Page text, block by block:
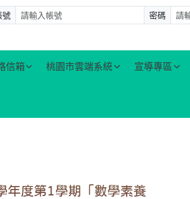
號 密碼
信箱 桃園市雲端系統 宣導專區
年度第1學期「數學素養